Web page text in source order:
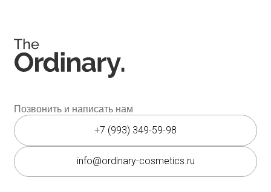
Доставка и оплата
Каталог
Косметика The Ordinary
Косметика The INKEY
Корейская косметика
Скидки